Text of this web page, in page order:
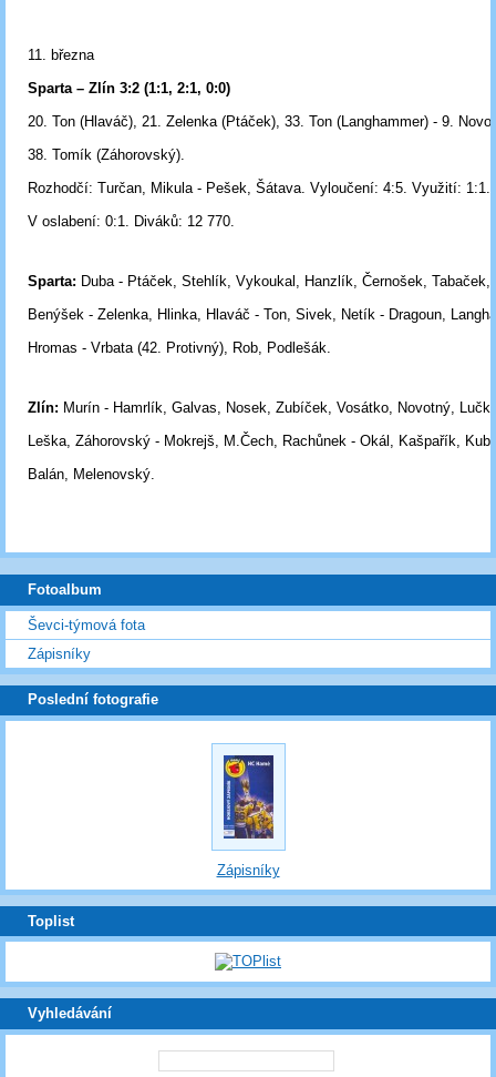
11. března
Sparta – Zlín 3:2 (1:1, 2:1, 0:0)
20. Ton (Hlaváč), 21. Zelenka (Ptáček), 33. Ton (Langhammer) - 9.
38. Tomík (Záhorovský).
Rozhodčí: Turčan, Mikula - Pešek, Šátava. Vyloučení: 4:5. Využití: 1:1.
V oslabení: 0:1. Diváků: 12 770.
Sparta: Duba - Ptáček, Stehlík, Vykoukal, Hanzlík, Černošek, Tabaček,
Benýšek - Zelenka, Hlinka, Hlaváč - Ton, Sivek, Netík - Dragoun,
Hromas - Vrbata (42. Protivný), Rob, Podlešák.
Zlín: Murín - Hamrlík, Galvas, Nosek, Zubíček, Vosátko, Novotný,
Leška, Záhorovský - Mokrejš, M.Čech, Rachůnek - Okál, Kašpařík,
Balán, Melenovský.
Fotoalbum
Ševci-týmová fota
Zápisníky
Poslední fotografie
Zápisníky
Toplist
Vyhledávání